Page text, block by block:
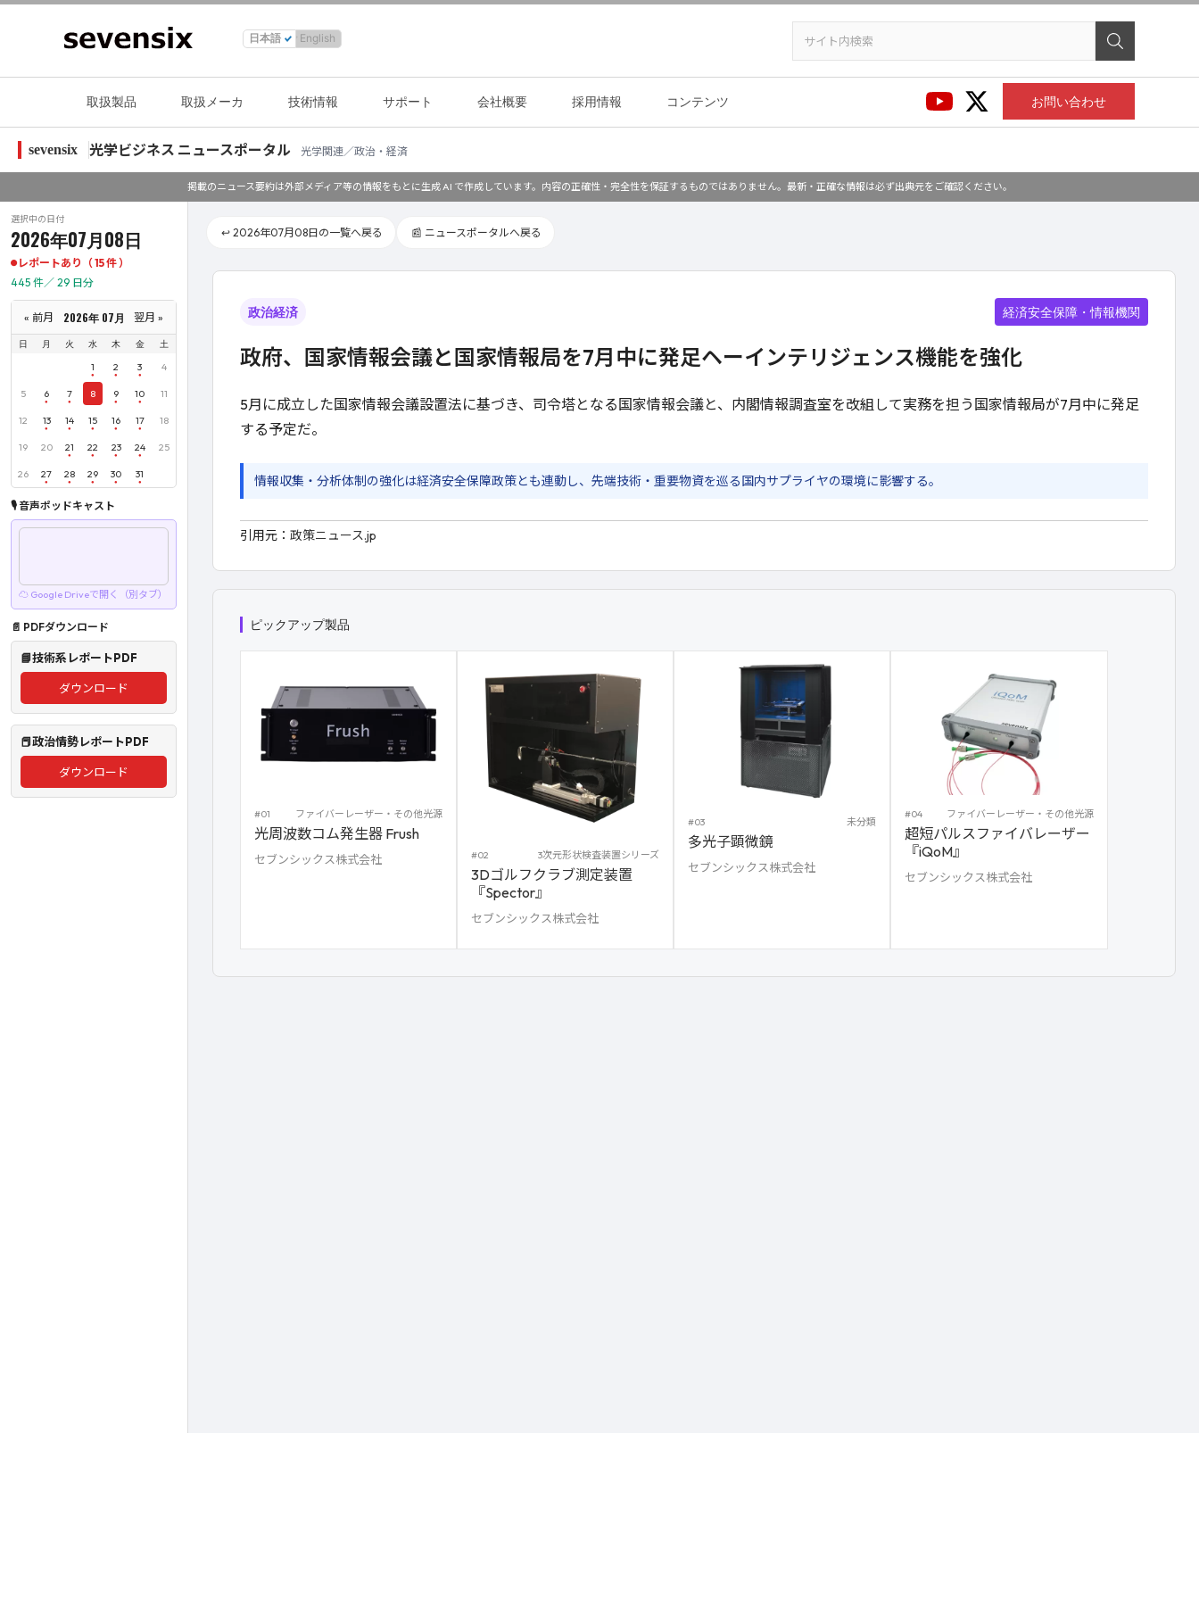
日本語 English
取扱製品 取扱メーカ 技術情報 サポート 会社概要 採用情報 コンテンツ お問い合わせ
sevensix 光学ビジネス ニュースポータル 光学関連／政治・経済
掲載のニュース要約は外部メディア等の情報をもとに生成 AI で作成しています。内容の正確性・完全性を保証するものではありません。最新・正確な情報は必ず出典元をご確認ください。
↩️ 2026年07月08日の一覧へ戻る 📰 ニュースポータルへ戻る
政治経済 経済安全保障・情報機関
政府、国家情報会議と国家情報局を7月中に発足ヘーインテリジェンス機能を強化
5月に成立した国家情報会議設置法に基づき、司令塔となる国家情報会議と、内閣情報調査室を改組して実務を担う国家情報局が7月中に発足
する予定だ。
情報収集・分析体制の強化は経済安全保障政策とも連動し、先端技術・重要物資を巡る国内サプライヤの環境に影響する。
引用元： 政策ニュース.jp
ピックアップ製品
#01 ファイバーレーザー・その他光源
光周波数コム発生器 Frush
セブンシックス株式会社 #02 3次元形状検査装置シリーズ
3Dゴルフクラブ測定装置
『Spector』
セブンシックス株式会社
#03 未分類
多光子顕微鏡
セブンシックス株式会社
#04 ファイバーレーザー・その他光源
超短パルスファイバレーザー
『iQoM』
セブンシックス株式会社
選択中の日付
2026年07月08日
レポートあり（ 15 件 ）
445 件／ 29 日分
« 前月 2026年 07月 翌月 »
日 月 火 水 木 金 土
1 2 3 4
5 6 7 8 9 10 11
12 13 14 15 16 17 18
19 20 21 22 23 24 25
26 27 28 29 30 31
🎙 音声ポッドキャスト
☁ Google Driveで開く（別タブ）
📄 PDFダウンロード
📘技術系レポートPDF
ダウンロード
📕政治情勢レポートPDF
ダウンロード